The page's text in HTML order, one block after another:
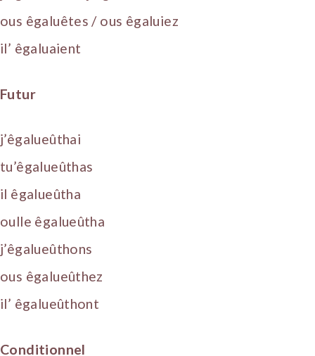
ous êgaluêtes / ous êgaluiez
il’ êgaluaient
Futur
j’êgalueûthai
tu’êgalueûthas
il êgalueûtha
oulle êgalueûtha
j’êgalueûthons
ous êgalueûthez
il’ êgalueûthont
Conditionnel